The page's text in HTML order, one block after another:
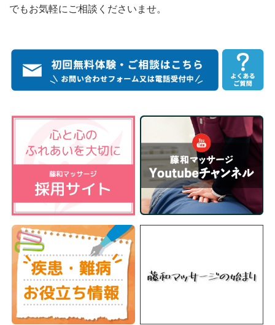
でもお気軽にご相談くださいませ。